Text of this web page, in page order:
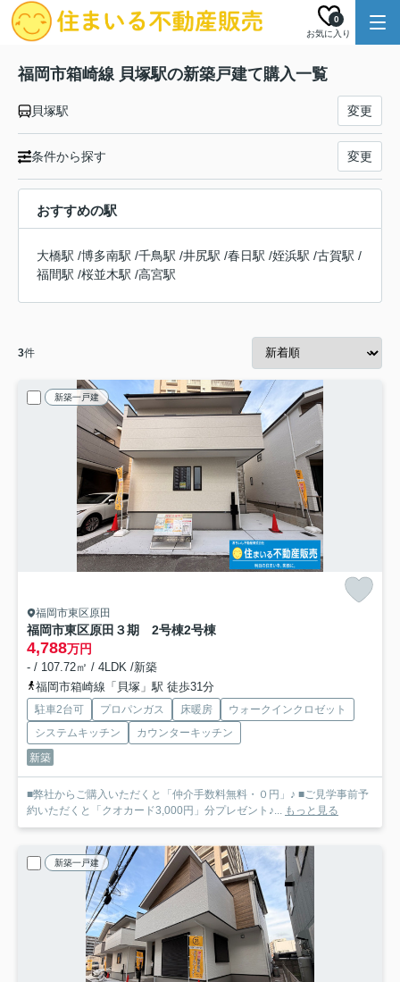
お気に入り
0
福岡市箱崎線 貝塚駅の新築戸建て購入一覧
貝塚駅 変更
条件から探す 変更
おすすめの駅
大橋駅 /博多南駅 /千鳥駅 /井尻駅 /春日駅 /姪浜駅 /古賀駅 /
福間駅 /桜並木駅 /高宮駅
3件
新築一戸建
福岡市東区原田
福岡市東区原田３期 2号棟2号棟
4,788万円
- / 107.72㎡ / 4LDK /新築
福岡市箱崎線「貝塚」駅 徒歩31分
駐車2台可 プロパンガス 床暖房
ウォークインクロゼット
システムキッチン
カウンターキッチン
新築
■弊社からご購入いただくと「仲介手数料無料・０円」♪ ■ご見学事前予
約いただくと「クオカード3,000円」分プレゼント♪... もっと見る
新築一戸建